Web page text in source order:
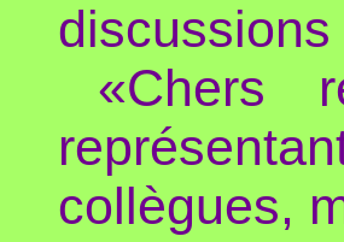
discussions
«Chers
collègues,